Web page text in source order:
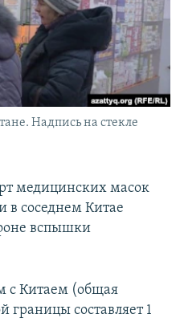
Надпись на стекле
медицинских масок
в соседнем Китае
вспышки
с Китаем (общая
границы составляет 1